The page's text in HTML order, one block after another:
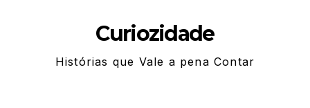
Curiozidade
Histórias que Vale a pena Contar